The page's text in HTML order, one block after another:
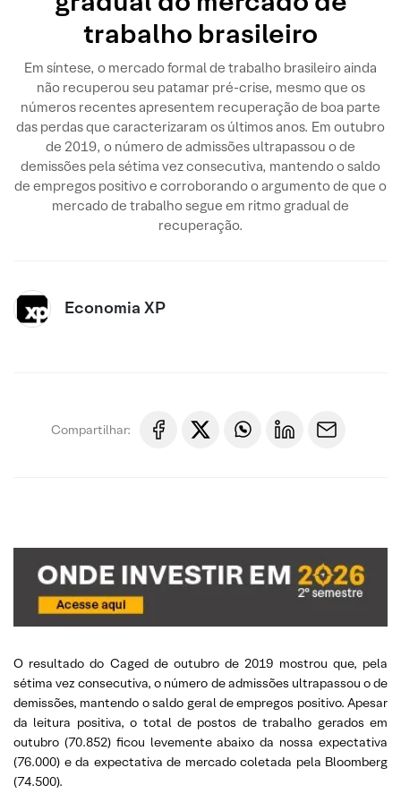
trabalho brasileiro
Em síntese, o mercado formal de trabalho brasileiro ainda
não recuperou seu patamar pré-crise, mesmo que os
números recentes apresentem recuperação de boa parte
das perdas que caracterizaram os últimos anos. Em outubro
de 2019, o número de admissões ultrapassou o de
demissões pela sétima vez consecutiva, mantendo o saldo
de empregos positivo e corroborando o argumento de que o
mercado de trabalho segue em ritmo gradual de
recuperação.
Economia XP
Compartilhar:
O resultado do Caged de outubro de 2019 mostrou que, pela
sétima vez consecutiva, o número de admissões ultrapassou o de
demissões, mantendo o saldo geral de empregos positivo. Apesar
da leitura positiva, o total de postos de trabalho gerados em
outubro (70.852) ficou levemente abaixo da nossa expectativa
(76.000) e da expectativa de mercado coletada pela Bloomberg
(74.500).